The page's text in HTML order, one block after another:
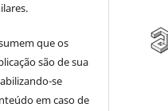
que os
são de sua
se
em caso de